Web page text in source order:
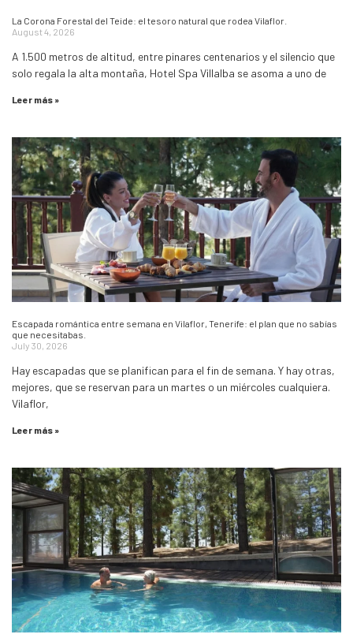
La Corona Forestal del Teide: el tesoro natural que rodea Vilaflor.
August 4, 2026
A 1.500 metros de altitud, entre pinares centenarios y el silencio que
solo regala la alta montaña, Hotel Spa Villalba se asoma a uno de
Leer más »
Escapada romántica entre semana en Vilaflor, Tenerife: el plan que no sabías
que necesitabas.
July 30, 2026
Hay escapadas que se planifican para el fin de semana. Y hay otras,
mejores, que se reservan para un martes o un miércoles cualquiera.
Vilaflor,
Leer más »